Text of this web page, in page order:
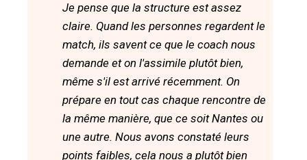
Je pense que la structure est assez
claire. Quand les personnes regardent le
match, ils savent ce que le coach nous
demande et on l'assimile plutôt bien,
même s'il est arrivé récemment. On
prépare en tout cas chaque rencontre de
la même manière, que ce soit Nantes ou
une autre. Nous avons constaté leurs
points faibles, cela nous a plutôt bien